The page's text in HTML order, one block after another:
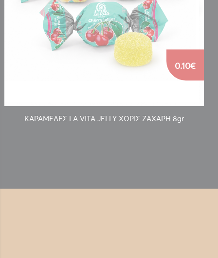
ΚΑΡΑΜΕΛΕΣ LA VITA JELLY ΧΩΡΙΣ ΖΑΧΑΡΗ 8gr
0.10€